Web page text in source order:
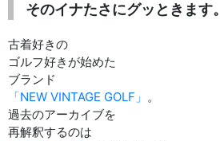
そのイナたさにグッときます。
古着好きの
ゴルフ好きが始めた
ブランド
「NEW VINTAGE GOLF」 。
過去のアーカイブを
再解釈するのは